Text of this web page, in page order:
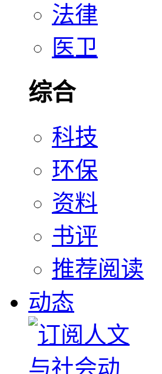
法律
医卫
综合
科技
环保
资料
书评
推荐阅读
动态